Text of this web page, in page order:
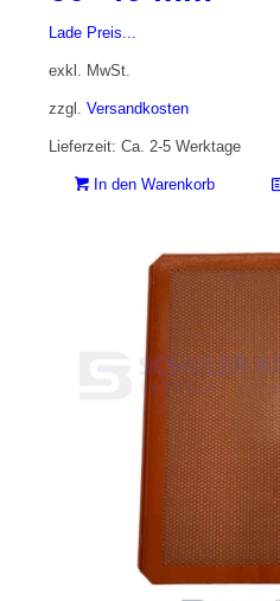
Lade Preis...
exkl. MwSt.
zzgl. Versandkosten
Lieferzeit: Ca. 2-5 Werktage
In den Warenkorb